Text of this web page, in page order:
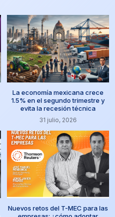
La economía mexicana crece
1.5% en el segundo trimestre y
evita la recesión técnica
31 julio, 2026
Nuevos retos del T-MEC para las